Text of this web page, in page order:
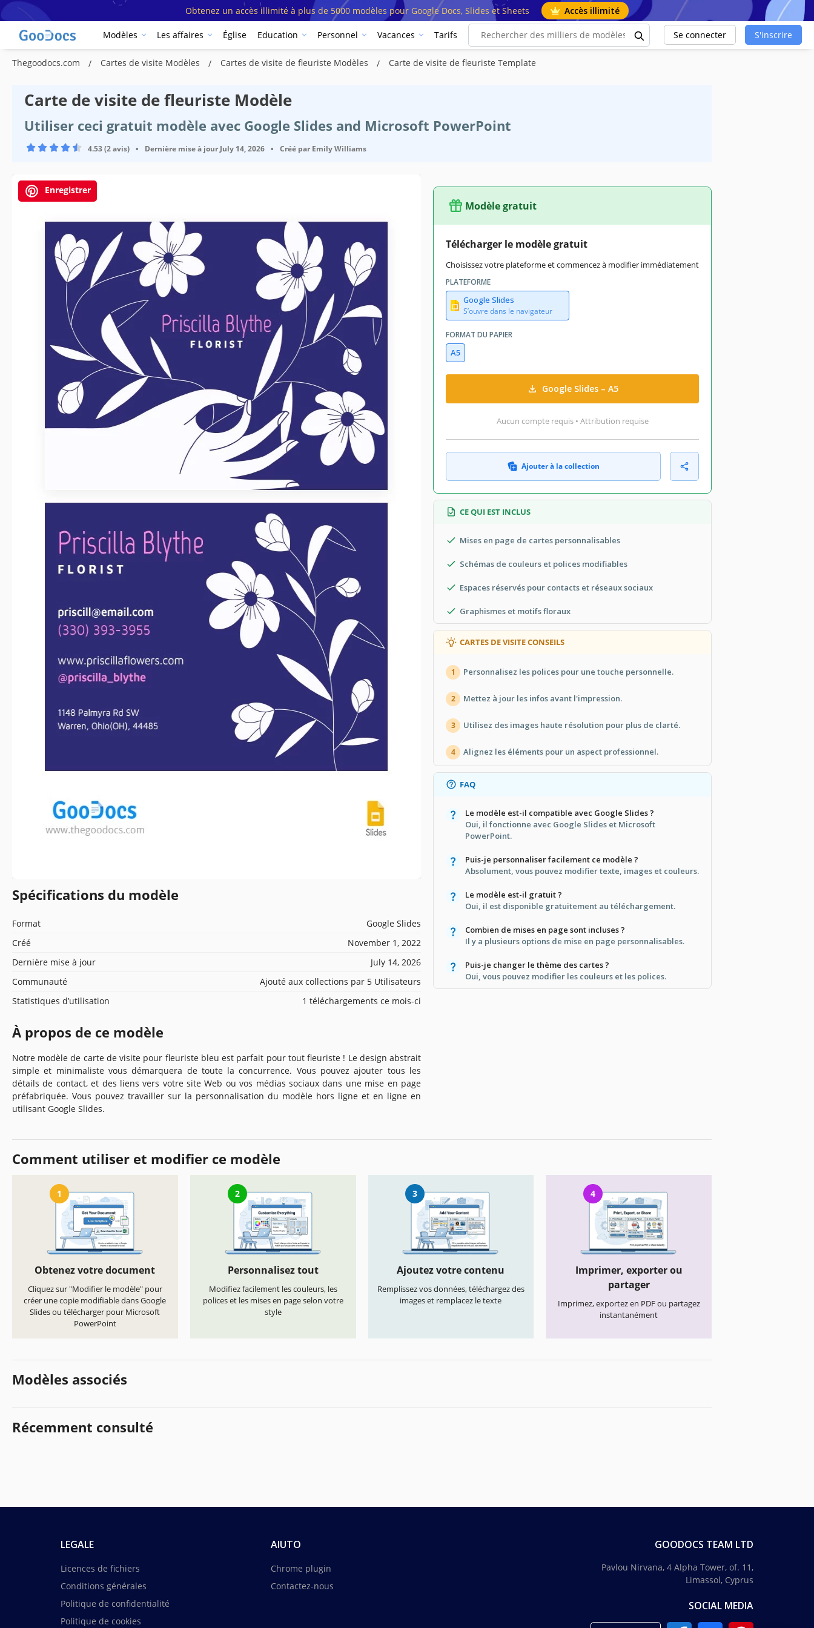
Obtenez un accès illimité à plus de 5000 modèles pour Google Docs, Slides et Sheets Accès illimité
Modèles Les affaires Église Education Personnel Vacances Tarifs Se connecter S'inscrire
Thegoodocs.com Cartes de visite Modèles Cartes de visite de fleuriste Modèles Carte de visite de fleuriste Template
Carte de visite de fleuriste Modèle
Utiliser ceci gratuit modèle avec Google Slides and Microsoft PowerPoint
4.53 (2 avis) • Dernière mise à jour July 14, 2026 • Créé par Emily Williams
Enregistrer
Spécifications du modèle
Format
Google Slides
Créé
November 1, 2022
Dernière mise à jour
July 14, 2026
Communauté
Ajouté aux collections par 5 Utilisateurs
Statistiques d’utilisation
1 téléchargements ce mois-ci
À propos de ce modèle
Notre modèle de carte de visite pour fleuriste bleu est parfait pour tout fleuriste ! Le design abstrait
simple et minimaliste vous démarquera de toute la concurrence. Vous pouvez ajouter tous les
détails de contact, et des liens vers votre site Web ou vos médias sociaux dans une mise en page
préfabriquée. Vous pouvez travailler sur la personnalisation du modèle hors ligne et en ligne en
utilisant Google Slides.
Modèle gratuit
Télécharger le modèle gratuit
Choisissez votre plateforme et commencez à modifier immédiatement
PLATEFORME
Google Slides
S’ouvre dans le navigateur
FORMAT DU PAPIER
A5
Google Slides – A5
Aucun compte requis • Attribution requise
Ajouter à la collection
CE QUI EST INCLUS
Mises en page de cartes personnalisables
Schémas de couleurs et polices modifiables
Espaces réservés pour contacts et réseaux sociaux
Graphismes et motifs floraux
CARTES DE VISITE CONSEILS
1 Personnalisez les polices pour une touche personnelle.
2 Mettez à jour les infos avant l'impression.
3 Utilisez des images haute résolution pour plus de clarté.
4 Alignez les éléments pour un aspect professionnel.
FAQ
Le modèle est-il compatible avec Google Slides ?
Oui, il fonctionne avec Google Slides et Microsoft
PowerPoint.
Puis-je personnaliser facilement ce modèle ?
Absolument, vous pouvez modifier texte, images et couleurs.
Le modèle est-il gratuit ?
Oui, il est disponible gratuitement au téléchargement.
Combien de mises en page sont incluses ?
Il y a plusieurs options de mise en page personnalisables.
Puis-je changer le thème des cartes ?
Oui, vous pouvez modifier les couleurs et les polices.
Comment utiliser et modifier ce modèle
1
Obtenez votre document
Cliquez sur "Modifier le modèle" pour
créer une copie modifiable dans Google
Slides ou télécharger pour Microsoft
PowerPoint
2
Personnalisez tout
Modifiez facilement les couleurs, les
polices et les mises en page selon votre
style
3
Ajoutez votre contenu
Remplissez vos données, téléchargez des
images et remplacez le texte
4
Imprimer, exporter ou
partager
Imprimez, exportez en PDF ou partagez
instantanément
Modèles associés
Récemment consulté
LEGALE
Licences de fichiers
Conditions générales
Politique de confidentialité
Politique de cookies
AIUTO
Chrome plugin
Contactez-nous
GOODOCS TEAM LTD
Pavlou Nirvana, 4 Alpha Tower, of. 11,
Limassol, Cyprus
SOCIAL MEDIA